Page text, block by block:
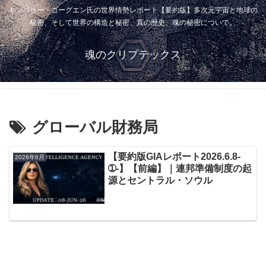
キンバリー・ゴーグエン氏の世界情勢レポート【要約版】多次元宇宙と地球の
秘密、そして世界の構造と秘密、真の歴史、魂の秘密について。
魂のクリプテックス
グローバル財務局
2026年6月
【要約版GIAレポート2026.6.8-
➀-】【前編】｜連邦準備制度の起
源とセントラル・ソウル